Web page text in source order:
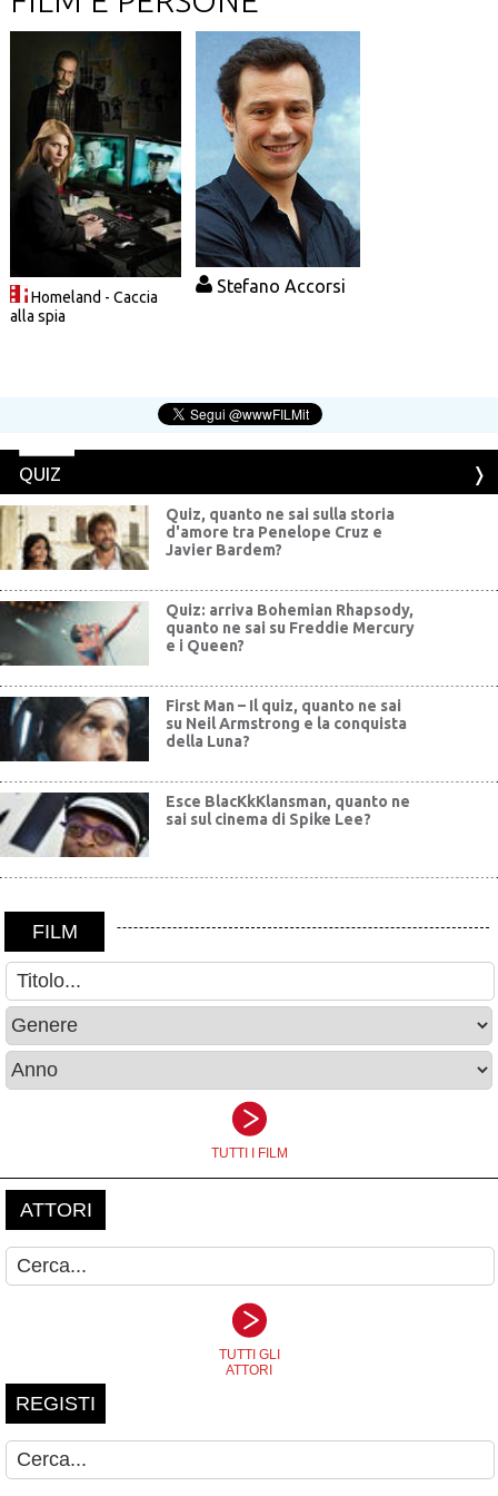
Homeland - Caccia
alla spia
Stefano Accorsi
QUIZ
Quiz, quanto ne sai sulla storia
d'amore tra Penelope Cruz e
Javier Bardem?
Quiz: arriva Bohemian Rhapsody,
quanto ne sai su Freddie Mercury
e i Queen?
First Man – Il quiz, quanto ne sai
su Neil Armstrong e la conquista
della Luna?
Esce BlacKkKlansman, quanto ne
sai sul cinema di Spike Lee?